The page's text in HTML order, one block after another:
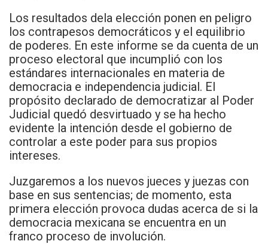
Los resultados dela elección ponen en peligro
los contrapesos democráticos y el equilibrio
de poderes. En este informe se da cuenta de un
proceso electoral que incumplió con los
estándares internacionales en materia de
democracia e independencia judicial. El
propósito declarado de democratizar al Poder
Judicial quedó desvirtuado y se ha hecho
evidente la intención desde el gobierno de
controlar a este poder para sus propios
intereses.
Juzgaremos a los nuevos jueces y juezas con
base en sus sentencias; de momento, esta
primera elección provoca dudas acerca de si la
democracia mexicana se encuentra en un
franco proceso de involución.